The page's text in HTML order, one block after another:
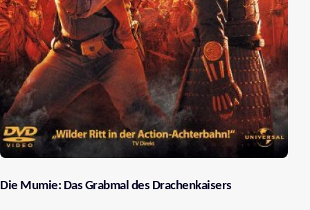
Die Mumie: Das Grabmal des Drachenkaisers